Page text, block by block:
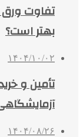
تفاوت
بهتر است؟
۱۴۰۴/۱۰/۰۲
تأمین و
۱۴۰۴/۰۸/۲۶